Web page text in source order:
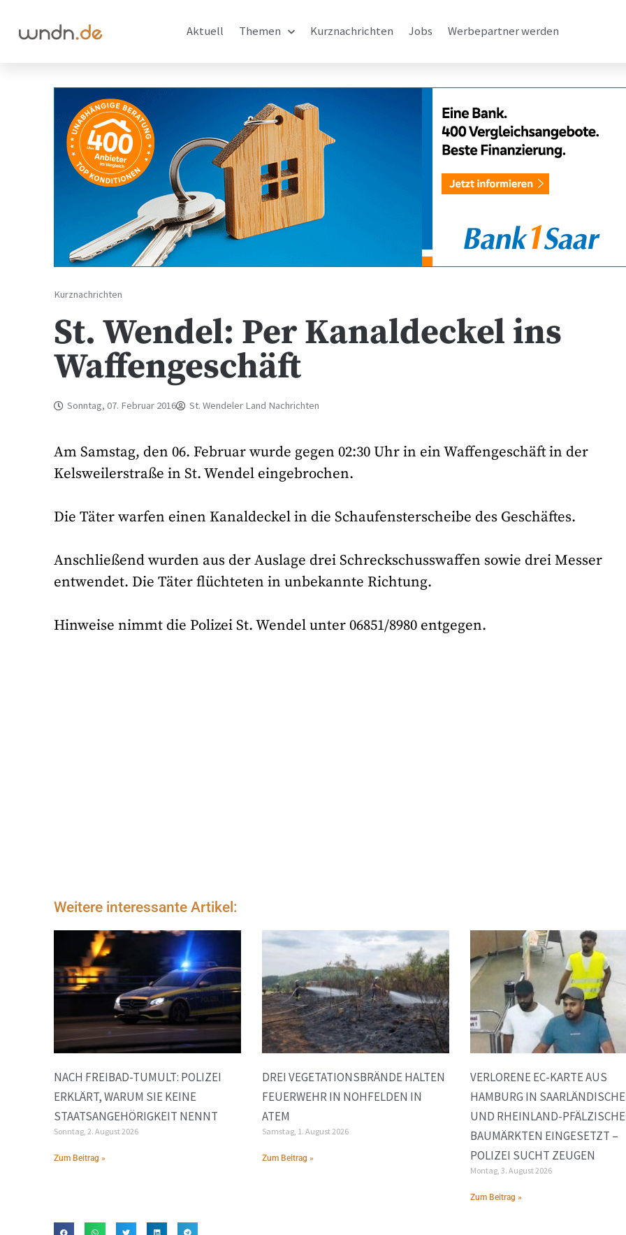
Aktuell Themen Kurznachrichten Jobs Werbepartner werden
Kurznachrichten
St. Wendel: Per Kanaldeckel ins
Waffengeschäft
Sonntag, 07. Februar 2016 St. Wendeler Land Nachrichten
Am Samstag, den 06. Februar wurde gegen 02:30 Uhr in ein Waffengeschäft in der
Kelsweilerstraße in St. Wendel eingebrochen.
Die Täter warfen einen Kanaldeckel in die Schaufensterscheibe des Geschäftes.
Anschließend wurden aus der Auslage drei Schreckschusswaffen sowie drei Messer
entwendet. Die Täter flüchteten in unbekannte Richtung.
Hinweise nimmt die Polizei St. Wendel unter 06851/8980 entgegen.
Weitere interessante Artikel:
NACH FREIBAD-TUMULT: POLIZEI
ERKLÄRT, WARUM SIE KEINE
STAATSANGEHÖRIGKEIT NENNT
Sonntag, 2. August 2026
Zum Beitrag »
DREI VEGETATIONSBRÄNDE HALTEN
FEUERWEHR IN NOHFELDEN IN
ATEM
Samstag, 1. August 2026
Zum Beitrag »
VERLORENE EC-KARTE AUS
HAMBURG IN
UND RHEINLAND-
BAUMÄRKTEN EINGESETZT –
POLIZEI SUCHT ZEUGEN
Montag, 3. August 2026
Zum Beitrag »